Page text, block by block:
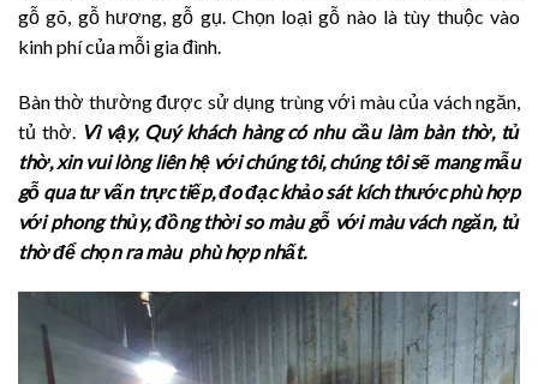
gỗ gõ, gỗ hương, gỗ gụ. Chọn loại gỗ nào là tùy thuộc vào
kinh phí của mỗi gia đình.
Bàn thờ thường được sử dụng trùng với màu của vách ngăn,
tủ thờ. Vì vậy, Quý khách hàng có nhu cầu làm bàn thờ, tủ
thờ, xin vui lòng liên hệ với chúng tôi, chúng tôi sẽ mang mẫu
gỗ qua tư vấn trực tiếp, đo đạc khảo sát kích thước phù hợp
với phong thủy, đồng thời so màu gỗ với màu vách ngăn, tủ
thờ để chọn ra màu phù hợp nhất.